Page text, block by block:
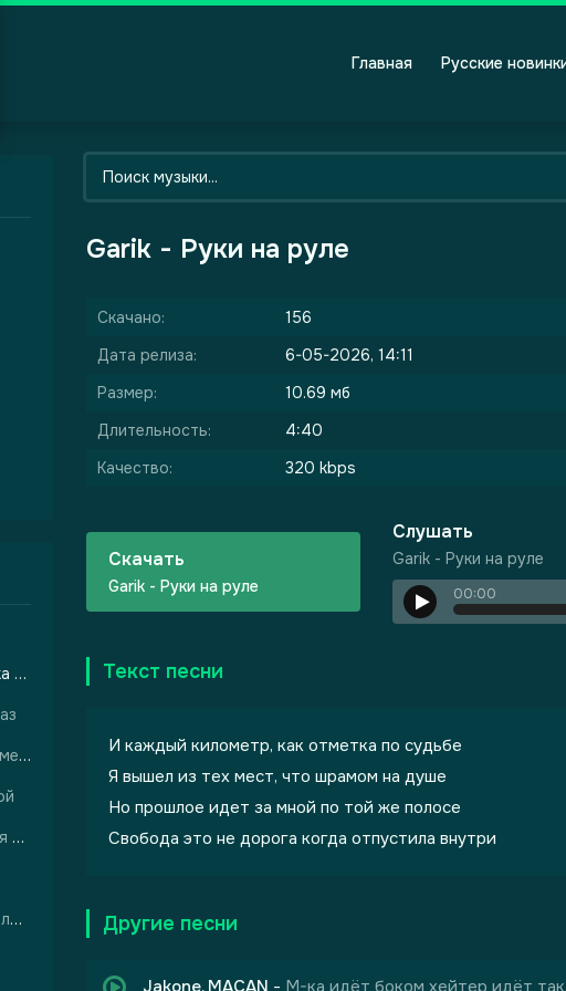
Главная Русские
Город Грехов
Garik - Руки на руле
Скачано:
156
Дата релиза:
6-05-2026, 14:11
Размер:
10.69 мб
Длительность:
4:40
Качество:
320 kbps
Скачать
Garik - Руки на руле
Слушать
Garik - Руки на руле
00:00
Текст песни
И каждый километр, как отметка по судьбе
Я вышел из тех мест, что шрамом на душе
Но прошлое идет за мной по той же полосе
Свобода это не дорога когда отпустила внутри
Другие песни
Jakone, MACAN - M-ка идёт боком хейтер идёт